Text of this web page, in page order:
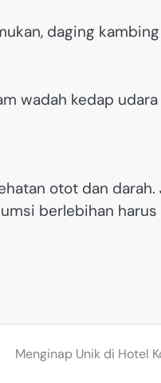
daging
wadah kedap
otot dan darah.
berlebihan
Menginap Unik di Hotel